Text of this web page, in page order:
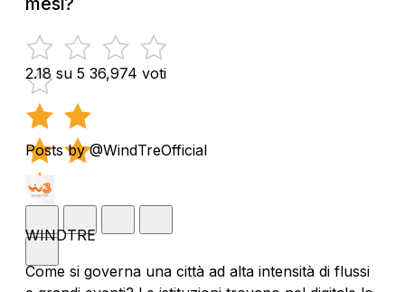
2.18 su 5 36,974 voti
Posts by @WindTreOfficial
WINDTRE
Come si governa una città ad alta intensità di flussi